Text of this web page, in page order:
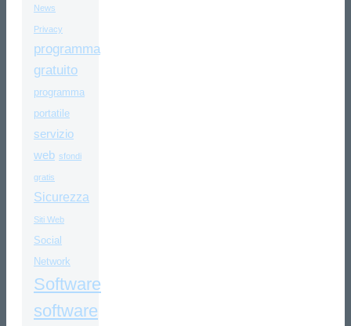
News
Privacy
programma
gratuito
programma
portatile
servizio
web sfondi
gratis
Sicurezza
Siti Web
Social
Network
Software
software